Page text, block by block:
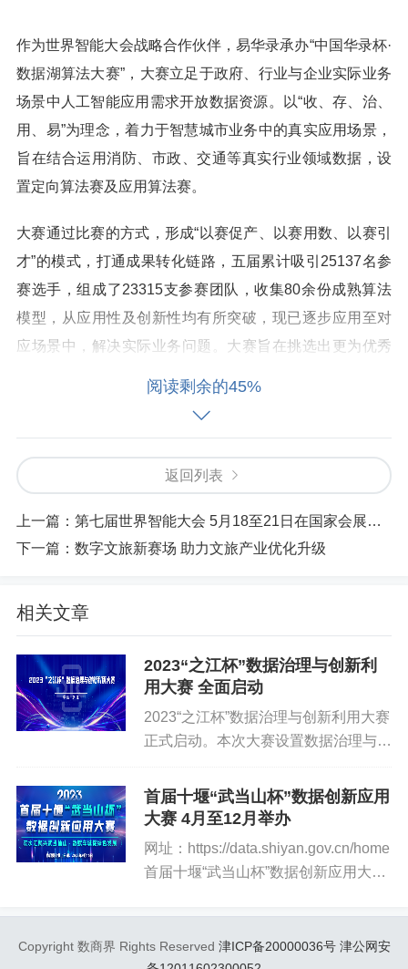
作为世界智能大会战略合作伙伴，易华录承办“中国华录杯·
数据湖算法大赛”，大赛立足于政府、行业与企业实际业务
场景中人工智能应用需求开放数据资源。以“收、存、治、
用、易”为理念，着力于智慧城市业务中的真实应用场景，
旨在结合运用消防、市政、交通等真实行业领域数据，设
置定向算法赛及应用算法赛。
大赛通过比赛的方式，形成“以赛促产、以赛用数、以赛引
才”的模式，打通成果转化链路，五届累计吸引25137名参
赛选手，组成了23315支参赛团队，收集80余份成熟算法
模型，从应用性及创新性均有所突破，现已逐步应用至对
应场景中，解决实际业务问题。大赛旨在挑选出更为优秀
（1） 初赛（6月﹣10月）
初赛预热阶段：此阶段发布训练数据集，供选手进行模型
A 榜打榜阶段：平台发布测试训练集 A ，选手进行线上打
B 榜打榜阶段：平台发布测试训练集 B , B 榜打榜时间较 A
榜时间短，以 B 榜打榜成绩作为复赛晋级标准
（2）复赛（10月﹣12月）
复赛第一阶段：打榜阶段，即平台系统自动评分
阅读剩余的45%
返回列表
上一篇： 第七届世界智能大会 5月18至21日在国家会展中心（天津）举办
下一篇： 数字文旅新赛场 助力文旅产业优化升级
相关文章
2023“之江杯”数据治理与创新利
用大赛 全面启动
2023“之江杯”数据治理与创新利用大赛
正式启动。本次大赛设置数据治理与安
各类企业、高校、科研院所等单位、开
发团队或个人，征集优秀案例，大赛官
首届十堰“武当山杯”数据创新应用
大赛 4月至12月举办
网址：https://data.shiyan.gov.cn/home
首届十堰“武当山杯”数据创新应用大赛
评选出一批与十堰发展实际紧密结合的
优秀作品，以大赛为载体，推...
Copyright 数商界 Rights Reserved 津ICP备20000036号 津公网安